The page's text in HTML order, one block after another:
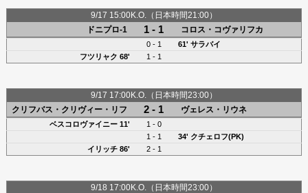
9/17 15:00K.O.（日本時間21:00）
ドニプロ-1
1 - 1 コロス・コヴァリフカ
0 - 1 61' サラバイ
フツリャク 68' 1 - 1
9/17 17:00K.O.（日本時間23:00）
クリフバス・クリヴィー・リフ
2 - 1 ヴェレス・リウネ
ベスコロヴァイニー 11'
1 - 0
1 - 1
34' クチェロフ(PK)
イリッチ 86'
2 - 1
9/18 17:00K.O.（日本時間23:00）